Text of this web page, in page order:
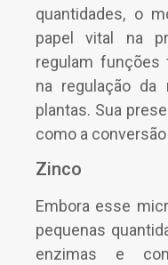
quantidades, o
papel vital na
regulam funções
na regulação da
plantas. Sua
como a
Zinco
Embora esse
pequenas
enzimas e